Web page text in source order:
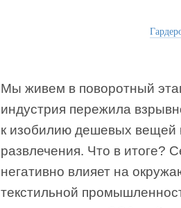
Мы живем в поворотный
индустрия пережила
к изобилию дешевых вещей
развлечения. Что в итоге?
негативно влияет на
текстильной